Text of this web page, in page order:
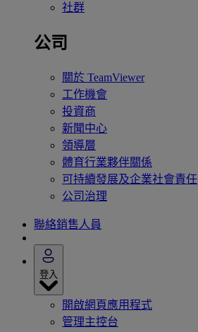
社群
公司
關於 TeamViewer
工作機會
投資商
新聞中心
領導層
體育行業夥伴關係
可持續發展及企業社會責任
公司治理
聯絡銷售人員
登入
開啟網頁應用程式
管理主控台